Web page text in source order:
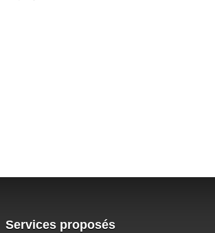
Services proposés